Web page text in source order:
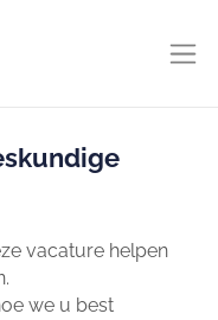
vacature helpen
we u best